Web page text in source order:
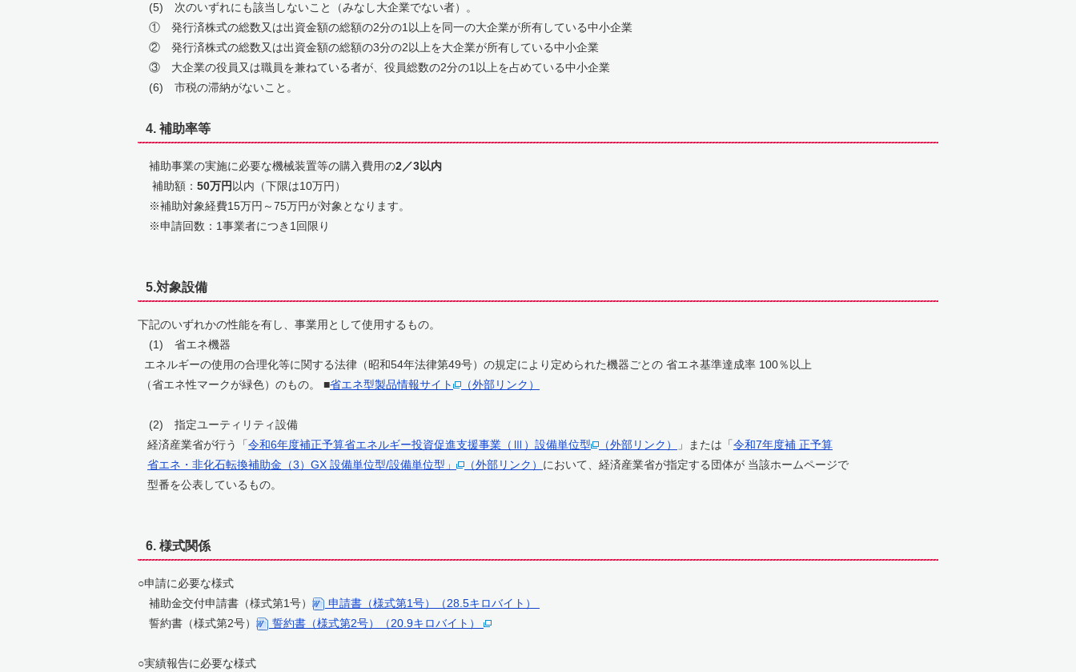
(5) 次のいずれにも該当しないこと（みなし大企業でない者）。
① 発行済株式の総数又は出資金額の総額の2分の1以上を同一の大企業が所有している中小企業
② 発行済株式の総数又は出資金額の総額の3分の2以上を大企業が所有している中小企業
③ 大企業の役員又は職員を兼ねている者が、役員総数の2分の1以上を占めている中小企業
(6) 市税の滞納がないこと。
4. 補助率等
補助事業の実施に必要な機械装置等の購入費用の2／3以内
補助額： 50万円 以内（下限は10万円）
※補助対象経費15万円～75万円が対象となります。
※申請回数：1事業者につき1回限り
5.対象設備
下記のいずれかの性能を有し、事業用として使用するもの。
(1) 省エネ機器
エネルギーの使用の合理化等に関する法律（昭和54年法律第49号）の規定により定められた機器ごとの 省エネ基準達成率 100％以上
（省エネ性マークが緑色）のもの。 ■省エネ型製品情報サイト （外部リンク）
(2) 指定ユーティリティ設備
経済産業省が行う「令和6年度補正予算省エネルギー投資促進支援事業（Ⅲ）設備単位型 （外部リンク） 」または「令和7年度補 正予算
省エネ・ 非化石転換補助金（3）GX 設備単位型/設備単位型」 （外部リンク） において、経済産業省が指定する団体が 当該ホームページで
型番を公表しているもの。
6. 様式関係
○申請に必要な様式
補助金交付申請書（様式第1号）
申請書（様式第1号）（28.5キロバイト）
誓約書（様式第2号）
誓約書（様式第2号）（20.9キロバイト）
○実績報告に必要な様式